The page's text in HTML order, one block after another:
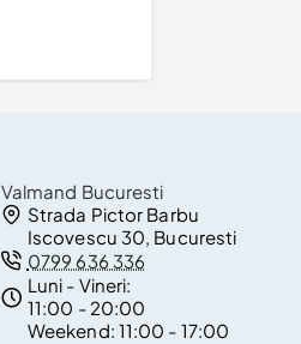
Valmand Bucuresti
Strada Pictor Barbu
Iscovescu 30, Bucuresti
0799 636 336
Luni - Vineri:
11:00 - 20:00
Weekend: 11:00 - 17:00